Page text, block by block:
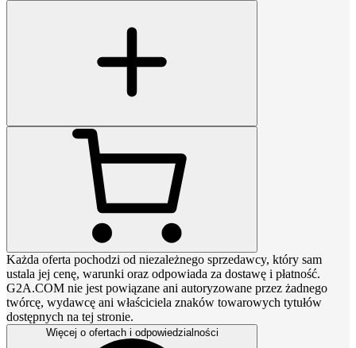
Każda oferta pochodzi od niezależnego sprzedawcy, który sam
ustala jej cenę, warunki oraz odpowiada za dostawę i płatność.
G2A.COM nie jest powiązane ani autoryzowane przez żadnego
twórcę, wydawcę ani właściciela znaków towarowych tytułów
dostępnych na tej stronie.
Więcej o ofertach i odpowiedzialności